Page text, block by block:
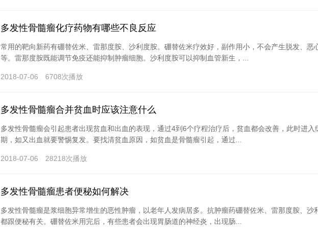
多发性骨髓瘤化疗药物有哪些不良反应
常用的靶向新药有硼替佐米、雷那度胺、沙利度胺。硼替佐米疗效好，副作用小，不会产生脱发、恶
等。雷那度胺既能调节免疫还能抑制肿瘤细胞。沙利度胺可以抑制血管新生，...
2018-07-06 6708次播放
多发性骨髓瘤合并贫血时应该注意什么
多发性骨髓瘤会引起患者出现贫血和出血的表现，通过4到6个疗程治疗后，贫血都会改善，此时进入
期，如又出血就要警惕复发。要找清贫血原因，如贫血是骨髓瘤引起，通过...
2018-07-06 28218次播放
多发性骨髓瘤患者便秘如何解决
多发性骨髓瘤是浆细胞异常增生的恶性肿瘤，以老年人发病居多。抗肿瘤药硼替佐米、雷那度胺、沙
都跟便秘有关。硼替佐米用完后，有些患者会出现胃肠道的神经炎，出现肠...